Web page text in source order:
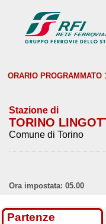
ORARIO
Stazione di
TORINO
Comune di Torino
Ora impostata: 05.00
Partenze